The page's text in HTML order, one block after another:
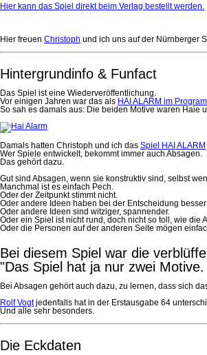
Hier kann das Spiel direkt beim Verlag bestellt werden.
Hier freuen Christoph und ich uns auf der Nürnberger
Hintergrundinfo & Funfact
Das Spiel ist eine Wiederveröffentlichung.
Vor einigen Jahren war das als HAI ALARM im
So sah es damals aus: Die beiden Motive waren Haie
Damals hatten Christoph und ich das Spiel HAI ALARM
Wer Spiele entwickelt, bekommt immer auch Absagen.
Das gehört dazu.
Gut sind Absagen, wenn sie konstruktiv sind, selbst
Manchmal ist es einfach Pech.
Oder der Zeitpunkt stimmt nicht.
Oder andere Ideen haben bei der Entscheidung
Oder andere Ideen sind witziger, spannender.
Oder ein Spiel ist nicht rund, doch nicht so toll, wie die
Oder die Personen auf der anderen Seite mögen
Bei diesem Spiel war die
"Das Spiel hat ja nur zwei
Bei Absagen gehört auch dazu, zu lernen, dass sich
Rolf Vogtjedenfalls hat in der Erstausgabe 64
Und alle sehr besonders.
Die Eckdaten